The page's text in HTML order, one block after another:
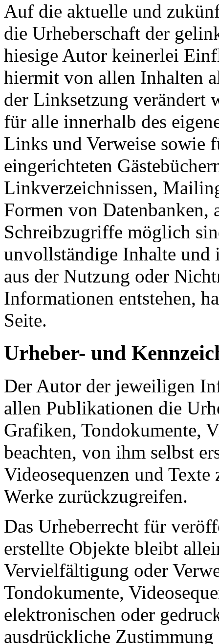
Auf die aktuelle und
die Urheberschaft der
hiesige Autor keinerlei
hiermit von allen Inhalten
der Linksetzung verändert
für alle innerhalb des
Links und Verweise sowie
eingerichteten
Linkverzeichnissen,
Formen von Datenbanken,
Schreibzugriffe möglich
unvollständige Inhalte und
aus der Nutzung oder
Informationen entstehen,
Seite.
Urheber- und
Der Autor der jeweiligen
allen Publikationen die
Grafiken, Tondokumente,
beachten, von ihm selbst
Videosequenzen und
Werke zurückzugreifen.
Das Urheberrecht für
erstellte Objekte bleibt
Vervielfältigung oder
Tondokumente,
elektronischen oder
ausdrückliche